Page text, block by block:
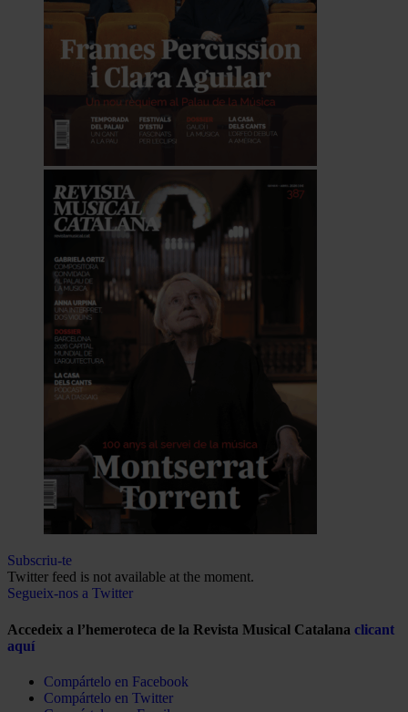
Subscriu-te
Twitter feed is not available at the moment.
Segueix-nos a Twitter
Accedeix a l’hemeroteca de la Revista Musical Catalana clicant
aquí
Compártelo en Facebook
Compártelo en Twitter